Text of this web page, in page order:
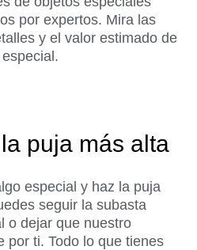
por expertos. Mira las
y el valor estimado de
puja más alta
especial y haz la puja
seguir la subasta
o dejar que nuestro
por ti. Todo lo que tienes